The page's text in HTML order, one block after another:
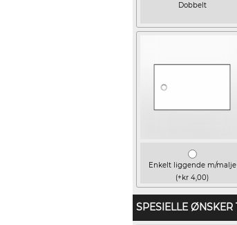
Dobbelt
Enkelt liggende m/malje
(+kr 4,00)
SPESIELLE ØNSKER